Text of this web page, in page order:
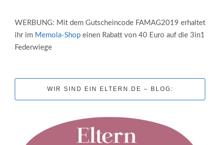
WERBUNG: Mit dem Gutscheincode FAMAG2019 erhaltet
ihr im Memola-Shop einen Rabatt von 40 Euro auf die 3in1
Federwiege
WIR SIND EIN ELTERN.DE – BLOG: